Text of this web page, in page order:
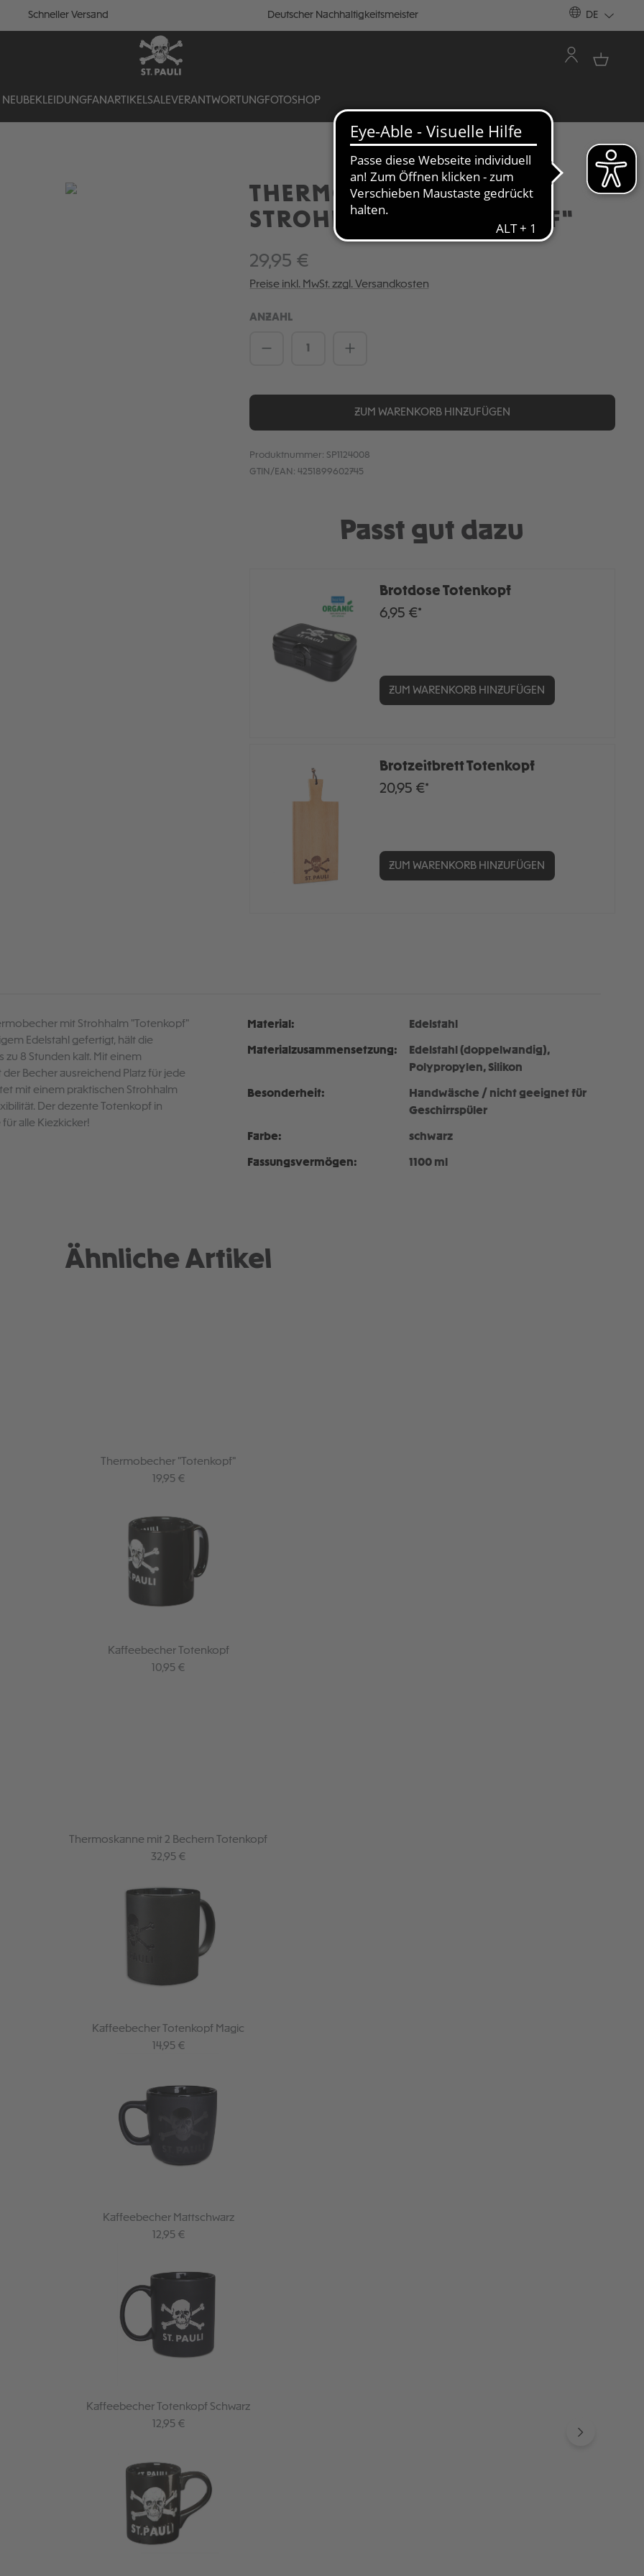
Schneller Versand Deutscher Nachhaltigkeitsmeister DE
NEU BEKLEIDUNGFANARTIKELSALEVERANTWORTUNGFOTOSHOP
THERMOBECHER MIT
STROHHALM "TOTENKOPF"
29,95 €
Preise inkl. MwSt. zzgl. Versandkosten
ANZAHL
Produkt Anzahl: Gib den gewünschten Wert
ZUM WARENKORB HINZUFÜGEN
Produktnummer: SP1124008
GTIN/EAN: 4251899602745
Passt gut dazu
Brotdose Totenkopf
6,95 €*
ZUM WARENKORB HINZUFÜGEN
Brotzeitbrett Totenkopf
20,95 €*
ZUM WARENKORB HINZUFÜGEN
mit Strohhalm "Totenkopf"
Edelstahl gefertigt, hält die
zu 8 Stunden kalt. Mit einem
Becher ausreichend Platz für jede
mit einem praktischen Strohhalm
Der dezente Totenkopf in
alle Kiezkicker!
Material: Edelstahl
Materialzusammensetzung:
Edelstahl (doppelwandig),
Polypropylen, Silikon
Besonderheit:
Handwäsche / nicht geeignet für
Geschirrspüler
Farbe: schwarz
Fassungsvermögen: 1100 ml
Ähnliche Artikel
Thermobecher "Totenkopf"
Regulärer Preis:
19,95 €
Kaffeebecher Totenkopf
Regulärer Preis:
10,95 €
Thermoskanne mit 2 Bechern Totenkopf
Regulärer Preis:
32,95 €
Kaffeebecher Totenkopf Magic
Regulärer Preis:
14,95 €
Kaffeebecher Mattschwarz
Regulärer Preis:
12,95 €
Kaffeebecher Totenkopf Schwarz
Regulärer Preis:
12,95 €